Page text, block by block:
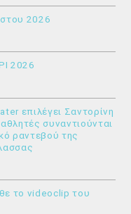
2026
2026
επιλέγει Σαντορίνη
συναντιούνται
ραντεβού της
το videoclip του